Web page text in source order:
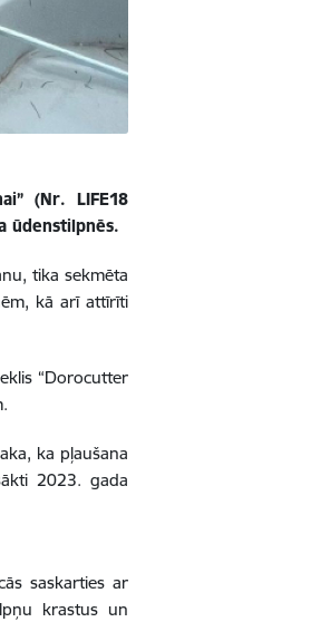
(Nr. LIFE18
ūdenstilpnēs.
tika sekmēta
kā arī attīrīti
“Dorocutter
ka pļaušana
2023. gada
saskarties ar
krastus un